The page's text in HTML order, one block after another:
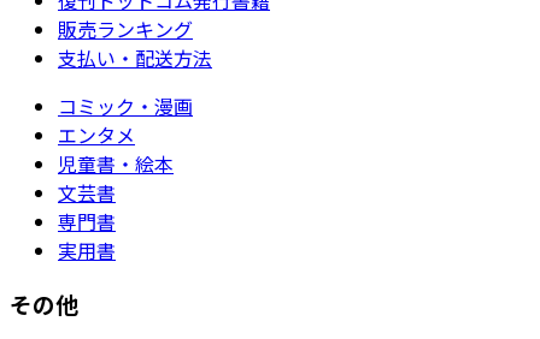
販売ランキング
支払い・配送方法
コミック・漫画
エンタメ
児童書・絵本
文芸書
専門書
実用書
その他